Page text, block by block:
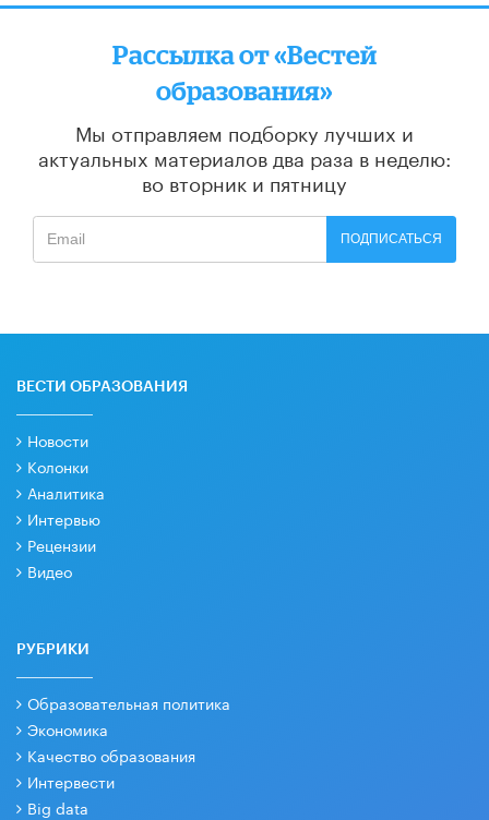
Рассылка от «Вестей
образования»
Мы отправляем подборку лучших и
актуальных материалов два раза в неделю:
во вторник и пятницу
ПОДПИСАТЬСЯ
ВЕСТИ ОБРАЗОВАНИЯ
Новости
Колонки
Аналитика
Интервью
Рецензии
Видео
РУБРИКИ
Образовательная политика
Экономика
Качество образования
Интервести
Big data